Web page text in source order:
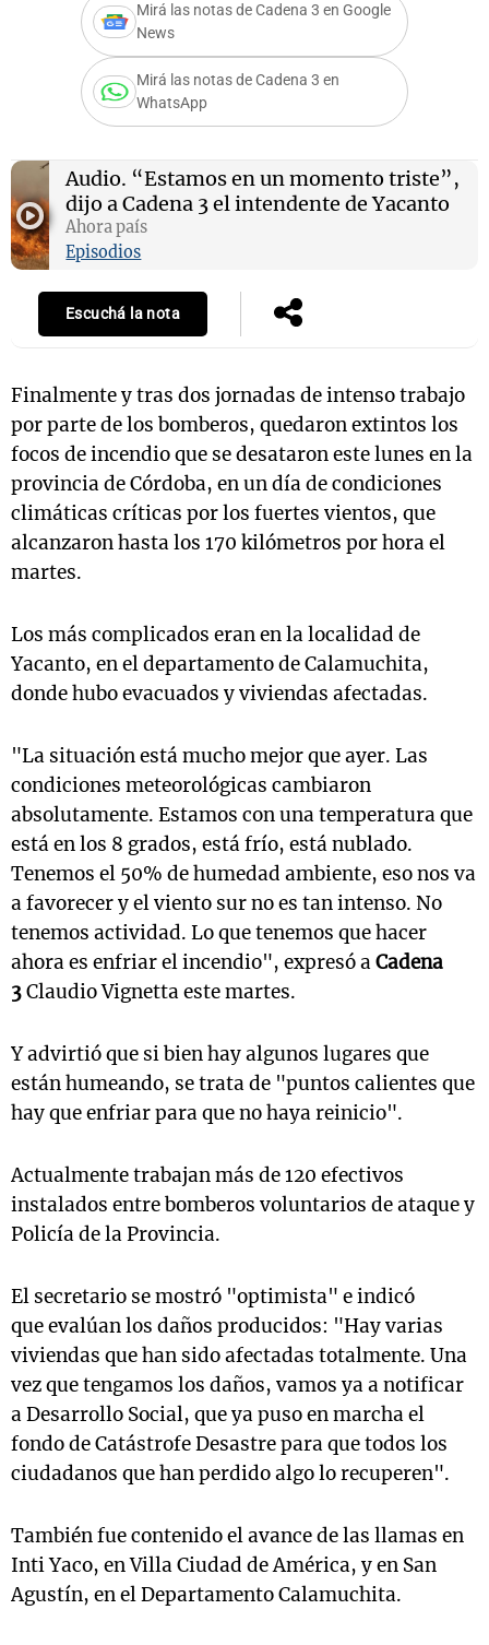
Mirá las notas de Cadena 3 en Google
News
Mirá las notas de Cadena 3 en
WhatsApp
Audio. “Estamos en un momento triste”,
dijo a Cadena 3 el intendente de Yacanto
Ahora país
Episodios
Escuchá la nota
Finalmente y tras dos jornadas de intenso trabajo
por parte de los bomberos, quedaron extintos los
focos de incendio que se desataron este lunes en la
provincia de Córdoba, en un día de condiciones
climáticas críticas por los fuertes vientos, que
alcanzaron hasta los 170 kilómetros por hora el
martes.
Los más complicados eran en la localidad de
Yacanto, en el departamento de Calamuchita,
donde hubo evacuados y viviendas afectadas.
"La situación está mucho mejor que ayer. Las
condiciones meteorológicas cambiaron
absolutamente. Estamos con una temperatura que
está en los 8 grados, está frío, está nublado.
Tenemos el 50% de humedad ambiente, eso nos va
a favorecer y el viento sur no es tan intenso. No
tenemos actividad. Lo que tenemos que hacer
ahora es enfriar el incendio", expresó aCadena
3Claudio Vignetta este martes.
Y advirtió que si bien hay algunos lugares que
están humeando, se trata de "puntos calientes que
hay que enfriar para que no haya reinicio".
Actualmente trabajan más de 120 efectivos
instalados entre bomberos voluntarios de ataque y
Policía de la Provincia.
El secretario se mostró "optimista" e indicó
que evalúan los daños producidos: "Hay varias
viviendas que han sido afectadas totalmente. Una
vez que tengamos los daños, vamos ya a notificar
a Desarrollo Social, que ya puso en marcha el
fondo de Catástrofe Desastre para que todos los
ciudadanos que han perdido algo lo recuperen".
También fue contenido el avance de las llamas en
Inti Yaco, en Villa Ciudad de América, y en San
Agustín, en el Departamento Calamuchita.